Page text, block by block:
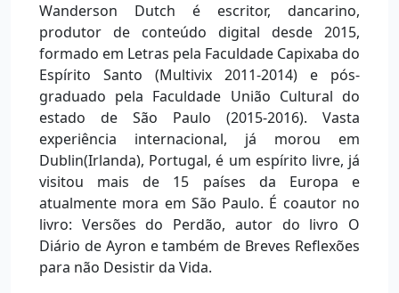
Wanderson Dutch é escritor, dancarino,
produtor de conteúdo digital desde 2015,
formado em Letras pela Faculdade Capixaba do
Espírito Santo (Multivix 2011-2014) e pós-
graduado pela Faculdade União Cultural do
estado de São Paulo (2015-2016). Vasta
experiência internacional, já morou em
Dublin(Irlanda), Portugal, é um espírito livre, já
visitou mais de 15 países da Europa e
atualmente mora em São Paulo. É coautor no
livro: Versões do Perdão, autor do livro O
Diário de Ayron e também de Breves Reflexões
para não Desistir da Vida.